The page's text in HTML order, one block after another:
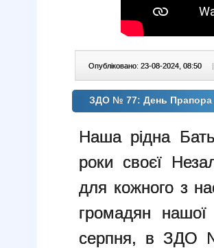
Опубліковано: 23-08-2024, 08:50 |
ЗДО № 77: День Прапора
Наша рідна
роки своєї
для кожного з
громадян нашої
серпня, в ЗДО